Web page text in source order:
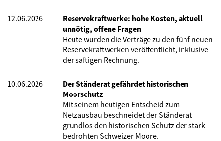
12.06.2026
Reservekraftwerke: hohe Kosten, aktuell
unnötig, offene Fragen
Heute wurden die Verträge zu den fünf neuen
Reservekraftwerken veröffentlicht, inklusive
der saftigen Rechnung.
10.06.2026
Der Ständerat gefährdet historischen
Moorschutz
Mit seinem heutigen Entscheid zum
Netzausbau beschneidet der Ständerat
grundlos den historischen Schutz der stark
bedrohten Schweizer Moore.